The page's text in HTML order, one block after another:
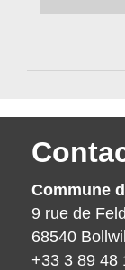
Commune
9 rue de
68540
+33 3 89 48